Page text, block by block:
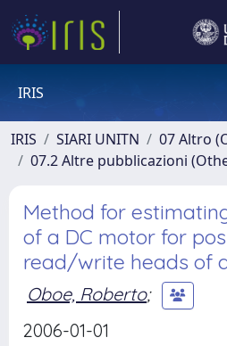
IRIS
IRIS SIARI UNITN
07 Altro
07.2 Altre pubblicazioni
Method for
of a DC motor for
read/write heads of
Oboe, Roberto;
2006-01-01